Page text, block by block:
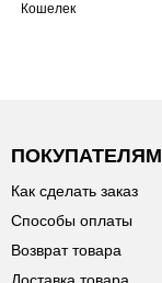
Кошелек
ПОКУПАТЕЛЯМ
Как сделать заказ
Способы оплаты
Возврат товара